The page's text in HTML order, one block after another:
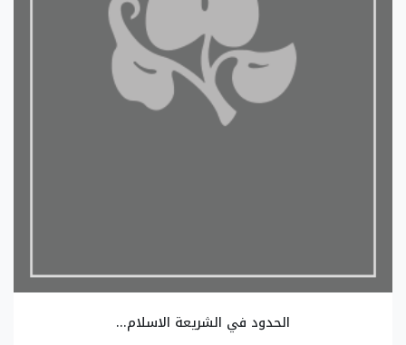
الحدود في الشريعة الاسلام...